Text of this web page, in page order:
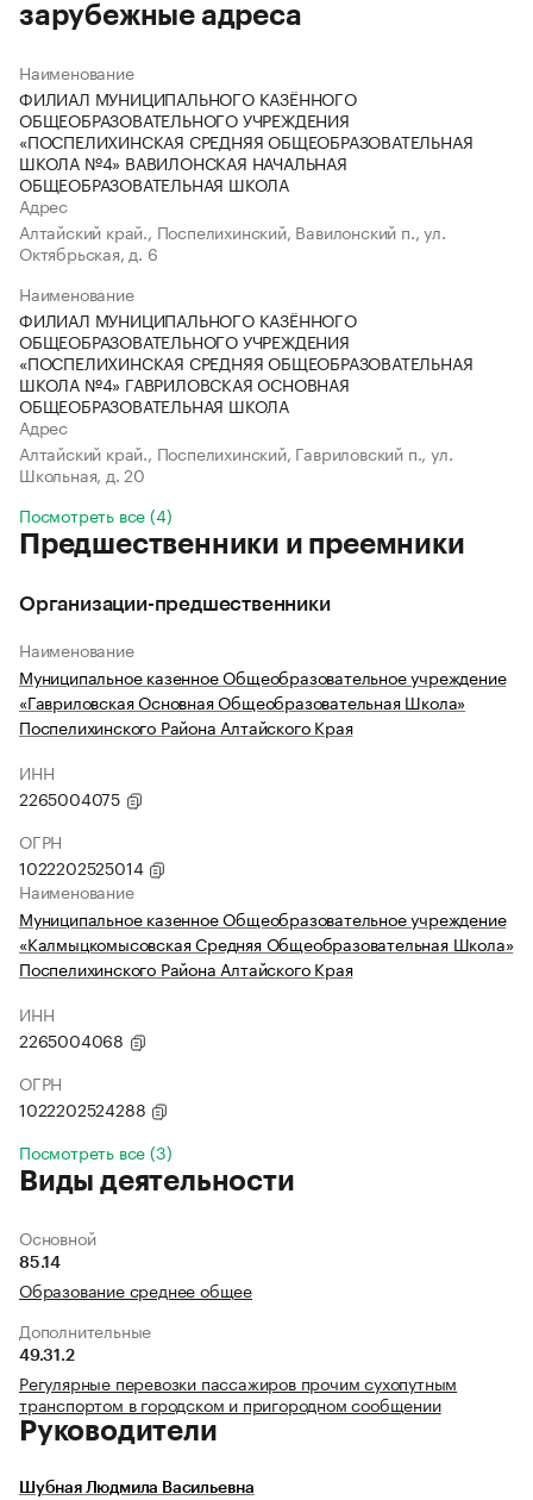
зарубежные адреса
Наименование
ФИЛИАЛ МУНИЦИПАЛЬНОГО КАЗЁННОГО
ОБЩЕОБРАЗОВАТЕЛЬНОГО УЧРЕЖДЕНИЯ
«ПОСПЕЛИХИНСКАЯ СРЕДНЯЯ ОБЩЕОБРАЗОВАТЕЛЬНАЯ
ШКОЛА №4» ВАВИЛОНСКАЯ НАЧАЛЬНАЯ
ОБЩЕОБРАЗОВАТЕЛЬНАЯ ШКОЛА
Адрес
Алтайский край., Поспелихинский, Вавилонский п., ул.
Октябрьская, д. 6
Наименование
ФИЛИАЛ МУНИЦИПАЛЬНОГО КАЗЁННОГО
ОБЩЕОБРАЗОВАТЕЛЬНОГО УЧРЕЖДЕНИЯ
«ПОСПЕЛИХИНСКАЯ СРЕДНЯЯ ОБЩЕОБРАЗОВАТЕЛЬНАЯ
ШКОЛА №4» ГАВРИЛОВСКАЯ ОСНОВНАЯ
ОБЩЕОБРАЗОВАТЕЛЬНАЯ ШКОЛА
Адрес
Алтайский край., Поспелихинский, Гавриловский п., ул.
Школьная, д. 20
Посмотреть все (4)
Предшественники и преемники
Организации-предшественники
Наименование
Муниципальное казенное Общеобразовательное учреждение
«Гавриловская Основная Общеобразовательная Школа»
Поспелихинского Района Алтайского Края
ИНН
2265004075
ОГРН
1022202525014
Наименование
Муниципальное казенное Общеобразовательное учреждение
«Калмыцкомысовская Средняя Общеобразовательная Школа»
Поспелихинского Района Алтайского Края
ИНН
2265004068
ОГРН
1022202524288
Посмотреть все (3)
Виды деятельности
Основной
85.14
Образование среднее общее
Дополнительные
49.31.2
Регулярные перевозки пассажиров прочим сухопутным
транспортом в городском и пригородном сообщении
Руководители
Шубная Людмила Васильевна